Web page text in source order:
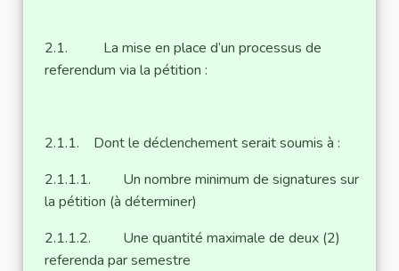
2.1. La mise en place d’un processus de
referendum via la pétition :
2.1.1. Dont le déclenchement serait soumis à :
2.1.1.1. Un nombre minimum de signatures sur
la pétition (à déterminer)
2.1.1.2. Une quantité maximale de deux (2)
referenda par semestre